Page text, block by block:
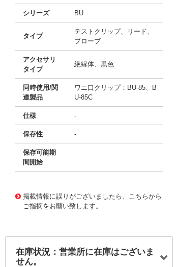
シリーズ BU
タイプ
テストクリップ、リード、
プローブ
アクセサリ
タイプ
絶縁体、黒色
同時使用/関
連製品
ワニ口クリップ：BU-85、B
U-85C
仕様 -
保存性 -
保存可能期
間開始
掲載情報に誤りがございましたら、こちらから
ご指摘をお願い致します。
在庫状況：営業所に在庫はございま
せん。